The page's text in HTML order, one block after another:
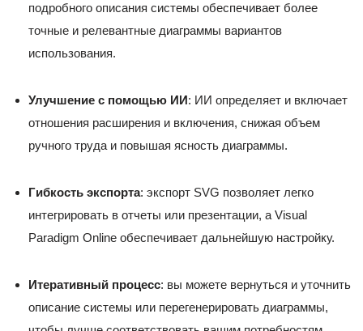
подробного описания системы обеспечивает более
точные и релевантные диаграммы вариантов
использования.
Улучшение с помощью ИИ: ИИ определяет и включает
отношения расширения и включения, снижая объем
ручного труда и повышая ясность диаграммы.
Гибкость экспорта: экспорт SVG позволяет легко
интегрировать в отчеты или презентации, а Visual
Paradigm Online обеспечивает дальнейшую настройку.
Итеративный процесс: вы можете вернуться и уточнить
описание системы или перегенерировать диаграммы,